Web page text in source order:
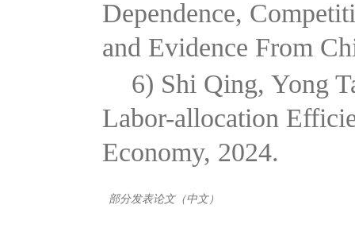
Dependence,
and Evidence From
6) Shi Qing, Yong
Labor-allocation
Economy, 2024.
部分发表论文（中文）